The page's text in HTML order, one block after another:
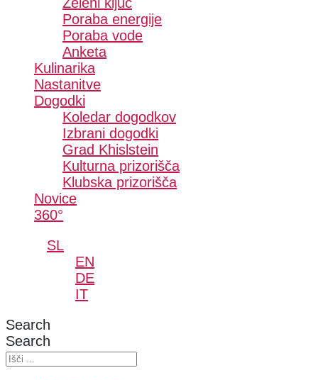
Poraba energije
Poraba vode
Anketa
Kulinarika
Nastanitve
Dogodki
Koledar dogodkov
Izbrani dogodki
Grad Khislstein
Kulturna prizorišča
Klubska prizorišča
Novice
360°
SL
EN
DE
IT
Search
Search